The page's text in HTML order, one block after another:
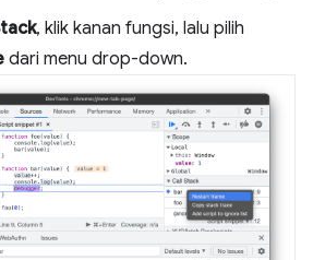
, klik kanan fungsi, lalu pilih
dari menu drop-down.